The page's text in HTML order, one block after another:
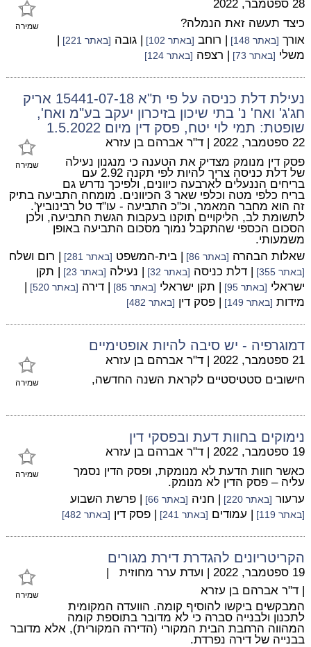
שמירה
28 ספטמבר, 2022
כיצד תעשה זאת הנמלה?
אורך [באתר 148] | רוחב [באתר 102] | גובה [באתר 221]
|
משלי [באתר 73] | רצפה [באתר 124]
נעילת דלת כניסה על פי ת"א 15441-07-18 אריק
חג'ג' ואח' נ' בתי שיכון בזיכרון יעקב בע"מ ואח',
שופטת: תמי לוי יטח, פסק דין מיום 1.5.2022
שמירה
22 ספטמבר, 2022 | ד"ר אברהם בן עזרא
פסק דין מנומק מצדיק את הטענה כי מנגנון נעילה
של דלת כניסה צריך להיות לפי תקנה 2.92 עם
בריחים הננעלים לארבעה כיוונים, ולפיכך נדרש גם
בריח כלפי מטה וכלפי שאר 3 הכיוונים. מומחה התביעה בתיק
זה הוא מחבר המאמר, וכ"כ התביעה - עו"ד טל רבינוביץ'.
לתשומת לב, הליקויים תוקנו בעקבות הגשת התביעה, ולכן
הסכום הכספי שהתקבל נמוך מסכום התביעה באופן
משמעותי.
שאלות הבהרה [באתר 86] | בית-המשפט [באתר 281] | רום ושלח
[באתר 355] | דלת כניסה [באתר 32] | נעילה [באתר 23]
| תקן
ישראלי [באתר 95] | תקן ישראלי [באתר 85] | דירה [באתר 520]
|
מידות [באתר 149] | פסק דין [באתר 482]
דמוגרפיה - יש סיבה להיות אופטימיים
שמירה
21 ספטמבר, 2022 | ד"ר אברהם בן עזרא
חישובים סטטיסטיים לקראת השנה החדשה,
נימוקים בחוות דעת ובפסקי דין
שמירה
19 ספטמבר, 2022 | ד"ר אברהם בן עזרא
כאשר חוות הדעת לא מנומקת, ופסק הדין נסמך
עליה – פסק הדין לא מנומק.
ערעור [באתר 220] | חניה [באתר 66] | פרשת השבוע
[באתר 119] | עמודים [באתר 241] | פסק דין [באתר 482]
הקריטריונים להגדרת דירת מגורים
שמירה
19 ספטמבר, 2022 | ועדת ערר מחוזית|
| ד"ר אברהם בן עזרא
המבקשים ביקשו להוסיף קומה. הוועדה המקומית
לתכנון ולבנייה סברה כי לא מדובר בתוספת קומה
המהווה הרחבת הבית המקורי (הדירה המקורית), אלא מדובר
בבנייה של דירה נפרדת.